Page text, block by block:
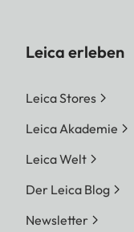
Leica erleben
Leica Stores
Leica Akademie
Leica Welt
Der Leica Blog
Newsletter